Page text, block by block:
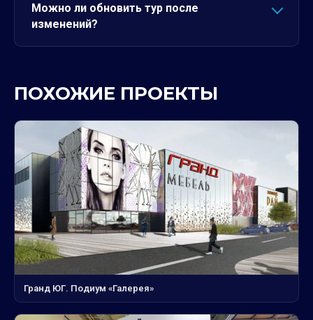
Можно ли обновить тур после
изменений?
ПОХОЖИЕ ПРОЕКТЫ
Гранд ЮГ. Подиум «Галерея»